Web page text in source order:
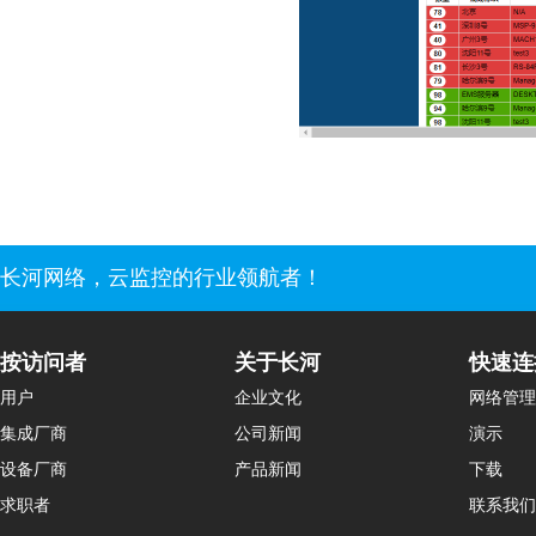
长河网络，云监控的行业领航者！
按访问者
用户
集成厂商
设备厂商
求职者
关于长河
企业文化
公司新闻
产品新闻
快速
网络管
演示
下载
联系我们